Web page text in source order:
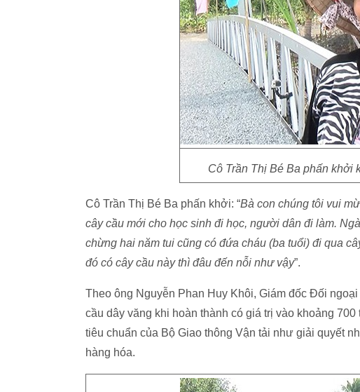
Cô Trần Thị Bé Ba phấn khởi
Cô Trần Thị Bé Ba phấn khởi: “Bà con chúng tôi vui
cây cầu mới cho học sinh đi học, người dân đi làm.
chừng hai năm tui cũng có đứa cháu (ba tuổi) đi qua
đó có cây cầu này thì đâu đến nỗi như vậy”.
Theo ông Nguyễn Phan Huy Khôi, Giám đốc Đối
cầu dây văng khi hoàn thành có giá trị vào khoảng
tiêu chuẩn của Bộ Giao thông Vận tải như giải quyết
hàng hóa.